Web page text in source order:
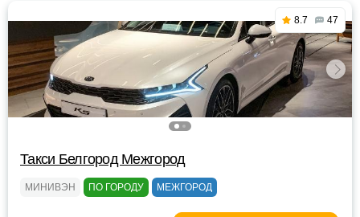
8.7 47
Такси Белгород Межгород
МИНИВЭН ПО ГОРОДУ МЕЖГОРОД